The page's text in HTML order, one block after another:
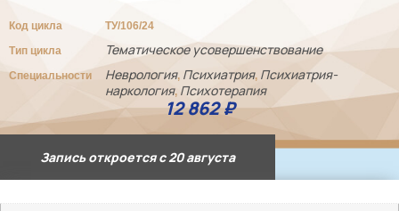
Код цикла
ТУ/106/24
Тип цикла
Тематическое усовершенствование
Специальности Неврология, Психиатрия, Психиатрия-
наркология, Психотерапия
12 862₽
Запись откроется с 20 августа